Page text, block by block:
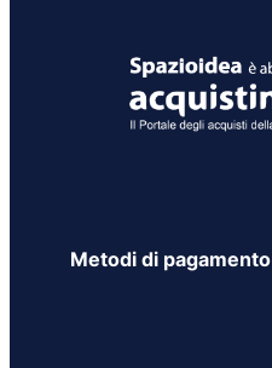
Metodi di pagamento